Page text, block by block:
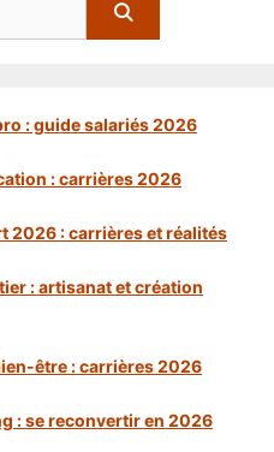
: guide salariés 2026
: carrières 2026
2026 : carrières et réalités
: artisanat et création
être : carrières 2026
: se reconvertir en 2026